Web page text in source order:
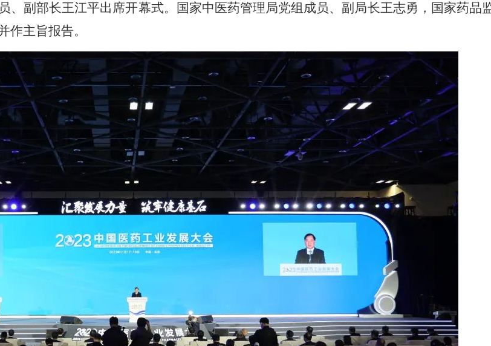
、副部长王江平出席开幕式。国家中医药管理局党组成员、副局长王志勇，国家药品
作主旨报告。